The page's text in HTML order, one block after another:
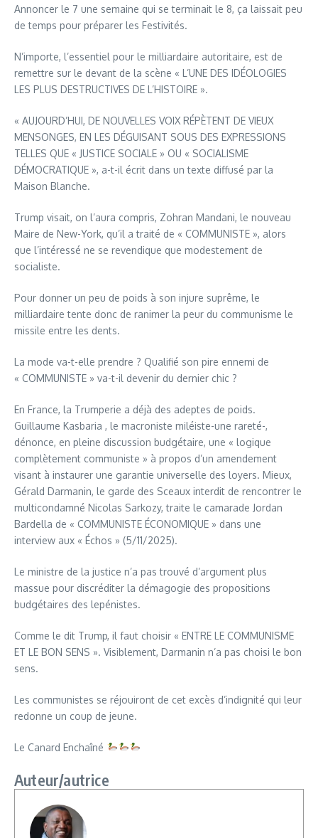
Annoncer le 7 une semaine qui se terminait le 8, ça laissait peu
de temps pour préparer les Festivités.
N’importe, l’essentiel pour le milliardaire autoritaire, est de
remettre sur le devant de la scène « L’UNE DES IDÉOLOGIES
LES PLUS DESTRUCTIVES DE L’HISTOIRE ».
« AUJOURD’HUI, DE NOUVELLES VOIX RÉPÈTENT DE VIEUX
MENSONGES, EN LES DÉGUISANT SOUS DES EXPRESSIONS
TELLES QUE « JUSTICE SOCIALE » OU « SOCIALISME
DÉMOCRATIQUE », a-t-il écrit dans un texte diffusé par la
Maison Blanche.
Trump visait, on l’aura compris, Zohran Mandani, le nouveau
Maire de New-York, qu’il a traité de « COMMUNISTE », alors
que l’intéressé ne se revendique que modestement de
socialiste.
Pour donner un peu de poids à son injure suprême, le
milliardaire tente donc de ranimer la peur du communisme le
missile entre les dents.
La mode va-t-elle prendre ? Qualifié son pire ennemi de
« COMMUNISTE » va-t-il devenir du dernier chic ?
En France, la Trumperie a déjà des adeptes de poids.
Guillaume Kasbaria , le macroniste miléiste-une rareté-,
dénonce, en pleine discussion budgétaire, une « logique
complètement communiste » à propos d’un amendement
visant à instaurer une garantie universelle des loyers. Mieux,
Gérald Darmanin, le garde des Sceaux interdit de rencontrer le
multicondamné Nicolas Sarkozy, traite le camarade Jordan
Bardella de « COMMUNISTE ÉCONOMIQUE » dans une
interview aux « Échos » (5/11/2025).
Le ministre de la justice n’a pas trouvé d’argument plus
massue pour discréditer la démagogie des propositions
budgétaires des lepénistes.
Comme le dit Trump, il faut choisir « ENTRE LE COMMUNISME
ET LE BON SENS ». Visiblement, Darmanin n’a pas choisi le bon
sens.
Les communistes se réjouiront de cet excès d’indignité qui leur
redonne un coup de jeune.
Le Canard Enchaîné
Auteur/autrice